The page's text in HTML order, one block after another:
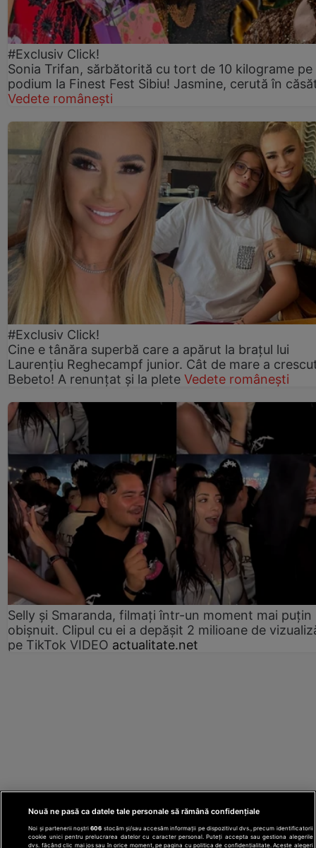
#Exclusiv Click!
Sonia Trifan, sărbătorită cu tort de 10 kilograme pe
podium la Finest Fest Sibiu! Jasmine, cerută în
Vedete românești
#Exclusiv Click!
Cine e tânăra superbă care a apărut la brațul lui
Laurențiu Reghecampf junior. Cât de mare a
Bebeto! A renunțat și la plete Vedete românești
Selly și Smaranda, filmați într-un moment mai puțin
obișnuit. Clipul cu ei a depășit 2 milioane de
pe TikTok VIDEO actualitate.net
Nouă ne pasă ca datele tale personale să rămână confidențiale
Noi și partenerii noștri606 stocăm și/sau accesăm informații pe dispozitivul dvs., precum identificatorii
cookie unici pentru prelucrarea datelor cu caracter personal. Puteți accepta sau gestiona alegerile
dvs. făcând clic mai jos sau în orice moment, pe pagina cu politica de confidențialitate. Aceste alegeri